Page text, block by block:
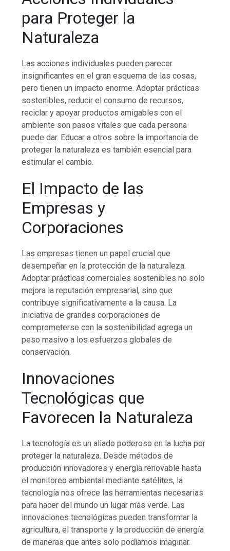
para Proteger la
Naturaleza
Las acciones individuales pueden parecer
insignificantes en el gran esquema de las cosas,
pero tienen un impacto enorme. Adoptar prácticas
sostenibles, reducir el consumo de recursos,
reciclar y apoyar productos amigables con el
ambiente son pasos vitales que cada persona
puede dar. Educar a otros sobre la importancia de
proteger la naturaleza es también esencial para
estimular el cambio.
El Impacto de las
Empresas y
Corporaciones
Las empresas tienen un papel crucial que
desempeñar en la protección de la naturaleza.
Adoptar prácticas comerciales sostenibles no solo
mejora la reputación empresarial, sino que
contribuye significativamente a la causa. La
iniciativa de grandes corporaciones de
comprometerse con la sostenibilidad agrega un
peso masivo a los esfuerzos globales de
conservación.
Innovaciones
Tecnológicas que
Favorecen la Naturaleza
La tecnología es un aliado poderoso en la lucha por
proteger la naturaleza. Desde métodos de
producción innovadores y energía renovable hasta
el monitoreo ambiental mediante satélites, la
tecnología nos ofrece las herramientas necesarias
para hacer del mundo un lugar más verde. Las
innovaciones tecnológicas pueden transformar la
agricultura, el transporte y la producción de energía
de maneras que antes solo podíamos imaginar.